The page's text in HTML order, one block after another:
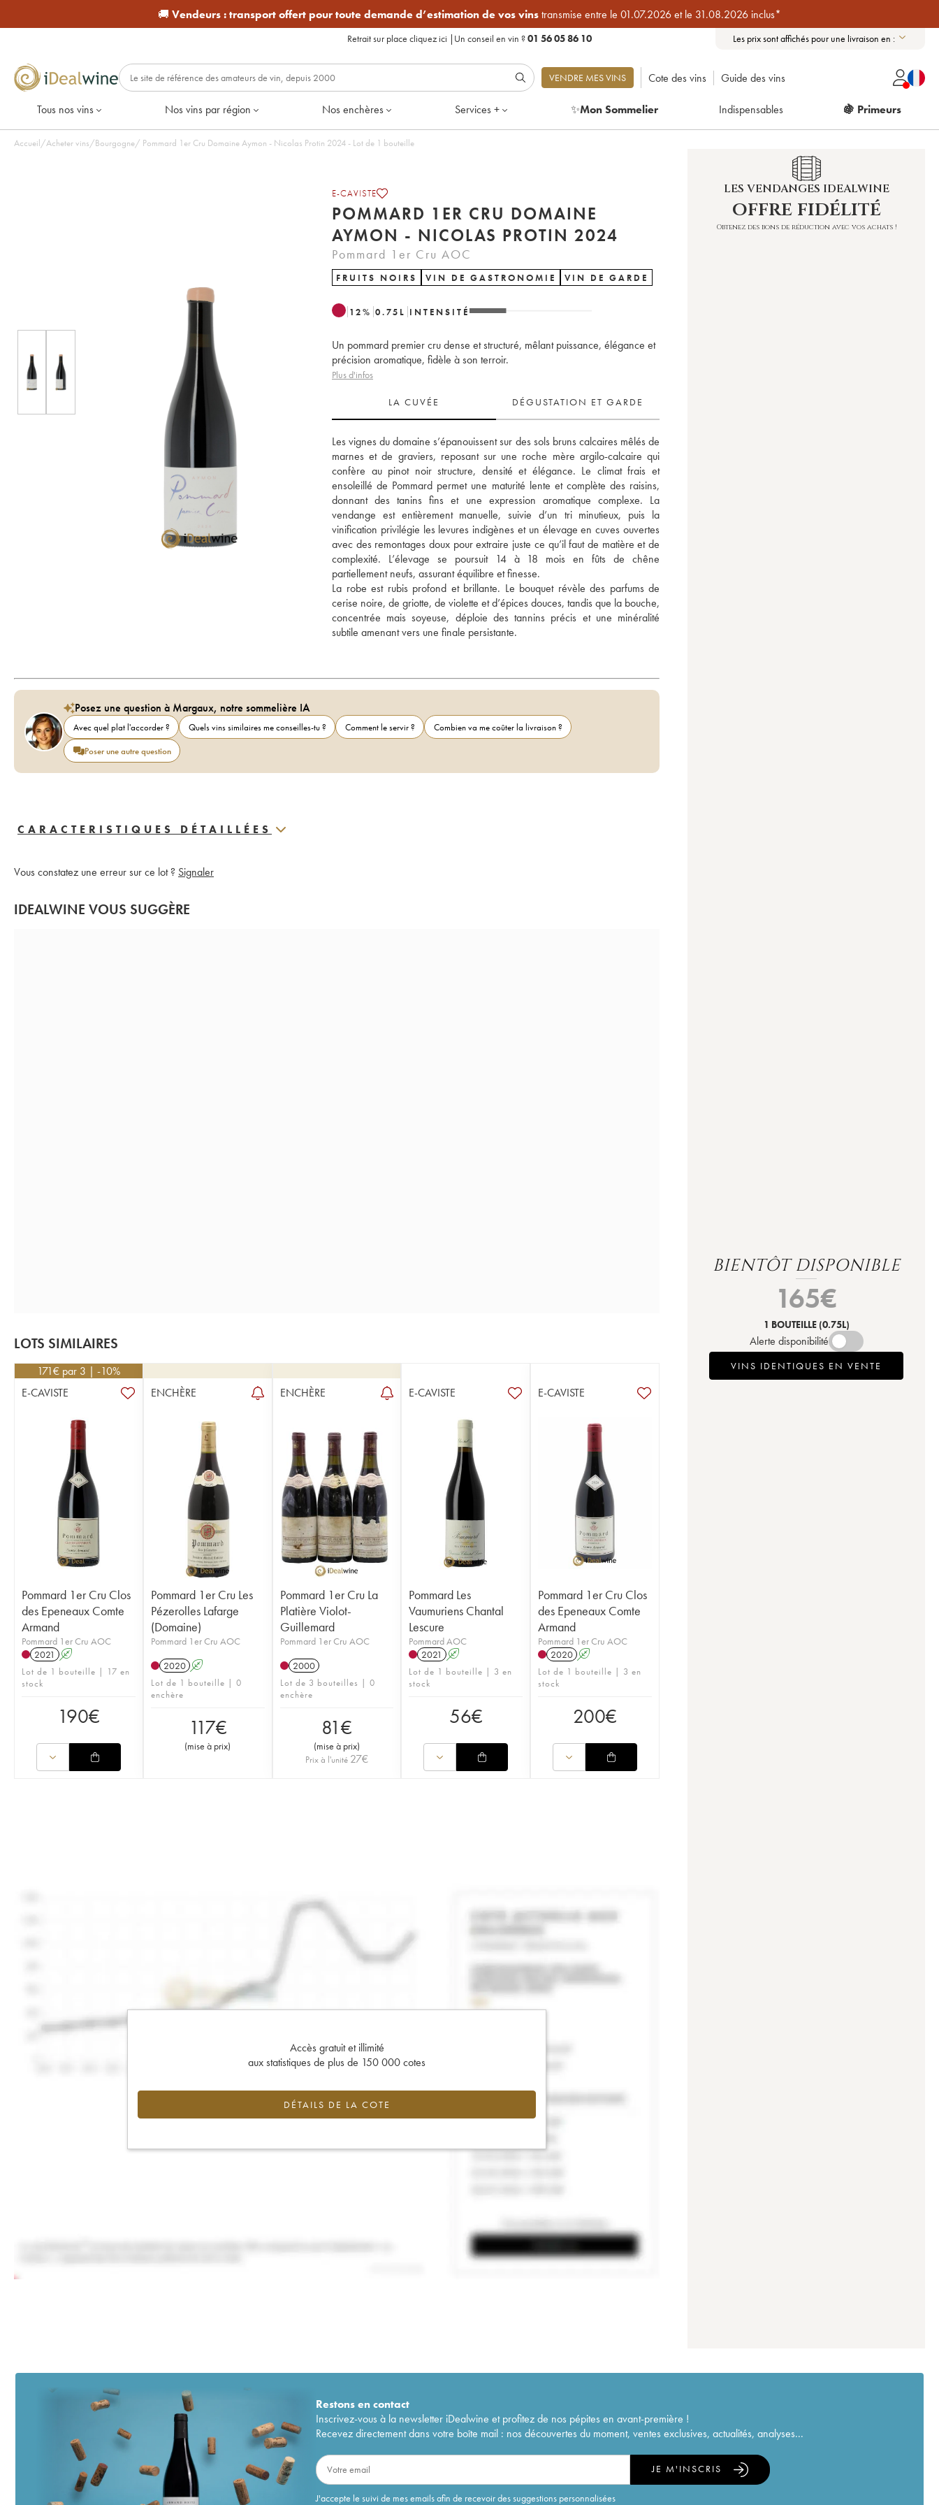
🚚 Vendeurs :transport offert pour toute demande d’estimation de vos vinstransmise entre le 01.07.2026 et le 31.08.2026 inclus*
Retrait sur place cliquez ici | Un conseil en vin ?01 56 05 86 10 Les prix sont affichés pour une livraison en :
VENDRE MES VINS Cote des vins Guide des vins
Tous nos vins Nos vins par région Nos enchères Services + ✨Mon Sommelier Indispensables 🍇 Primeurs
Accueil/Acheter vins/Bourgogne/ Pommard 1er Cru Domaine Aymon - Nicolas Protin 2024 - Lot de 1 bouteille
E-CAVISTE
POMMARD 1ER CRU DOMAINE
AYMON - NICOLAS PROTIN 2024
Pommard 1er Cru AOC
FRUITS NOIRS VIN DE GASTRONOMIE VIN DE GARDE
12% 0.75 L INTENSITÉ
Un pommard premier cru dense et structuré, mêlant puissance, élégance et
précision aromatique, fidèle à son terroir.
Plus d'infos
LA CUVÉE DÉGUSTATION ET GARDE
Les vignes du domaine s’épanouissent sur des sols bruns calcaires mêlés de
marnes et de graviers, reposant sur une roche mère argilo-calcaire qui
confère au pinot noir structure, densité et élégance. Le climat frais et
ensoleillé de Pommard permet une maturité lente et complète des raisins,
donnant des tanins fins et une expression aromatique complexe. La
vendange est entièrement manuelle, suivie d’un tri minutieux, puis la
vinification privilégie les levures indigènes et un élevage en cuves ouvertes
avec des remontages doux pour extraire juste ce qu’il faut de matière et de
complexité. L’élevage se poursuit 14 à 18 mois en fûts de chêne
partiellement neufs, assurant équilibre et finesse.
La robe est rubis profond et brillante. Le bouquet révèle des parfums de
cerise noire, de griotte, de violette et d’épices douces, tandis que la bouche,
concentrée mais soyeuse, déploie des tannins précis et une minéralité
subtile amenant vers une finale persistante.
Posez une question à Margaux, notre sommelière IA
Avec quel plat l'accorder ? Quels vins similaires me conseilles-tu ? Comment le servir ?
Combien va me coûter la livraison ?
Poser une autre question
CARACTERISTIQUES DÉTAILLÉES
Vous constatez une erreur sur ce lot ? Signaler
IDEALWINE VOUS SUGGÈRE
LOTS SIMILAIRES
171€ par 3 | -10%
E-CAVISTE
Pommard 1er Cru Clos
des Epeneaux Comte
Armand
Pommard 1er Cru AOC
2021
A
Lot de 1 bouteille | 17 en
stock
190€
ENCHÈRE
Pommard 1er Cru Les
Pézerolles Lafarge
(Domaine)
Pommard 1er Cru AOC
2020 A
Lot de 1 bouteille | 0
enchère
117€
(mise à prix)
ENCHÈRE
Pommard 1er Cru La
Platière Violot-
Guillemard
Pommard 1er Cru AOC
2000
Lot de 3 bouteilles | 0
enchère
81€
(mise à prix)
Prix à l'unité 27€
E-CAVISTE
Pommard Les
Vaumuriens Chantal
Lescure
Pommard AOC
2021
A
Lot de 1 bouteille | 3 en
stock
56€
E-CAVISTE
Pommard 1er Cru Clos
des Epeneaux Comte
Armand
Pommard 1er Cru AOC
2020 A
Lot de 1 bouteille | 3 en
stock
200€
Accès gratuit et illimité
aux statistiques de plus de 150 000 cotes
DÉTAILS DE LA COTE
LES VENDANGES IDEALWINE
offre fidélité
Obtenez des bons de réduction avec vos achats !
BIENTÔT DISPONIBLE
165€
1 BOUTEILLE (0.75L)
Alerte disponibilité
VINS IDENTIQUES EN VENTE
Restons encontact
Inscrivez-vous à la newsletter iDealwine et profitez de nos pépites en avant-première !
Recevez directement dans votre boîte mail : nos découvertes du moment, ventes exclusives, actualités, analyses...
J'accepte le suivi de mes emails afin de recevoir des suggestions personnalisées
JE M'INSCRIS